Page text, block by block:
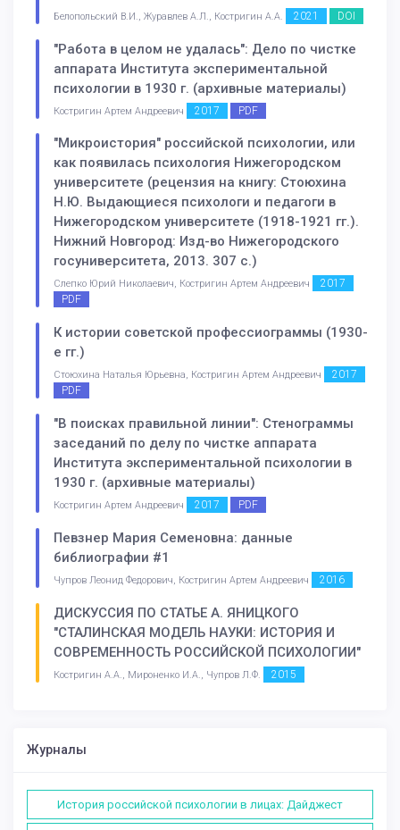
Белопольский В.И., Журавлев А.Л., Костригин А.А. 2021 DOI
"Работа в целом не удалась": Дело по чистке
аппарата Института экспериментальной
психологии в 1930 г. (архивные материалы)
Костригин Артем Андреевич 2017 PDF
"Микроистория" российской психологии, или
как появилась психология Нижегородском
университете (рецензия на книгу: Стоюхина
Н.Ю. Выдающиеся психологи и педагоги в
Нижегородском университете (1918-1921 гг.).
Нижний Новгород: Изд-во Нижегородского
госуниверситета, 2013. 307 с.)
Слепко Юрий Николаевич, Костригин Артем Андреевич
2017
PDF
К истории советской профессиограммы (1930-
е гг.)
Стоюхина Наталья Юрьевна, Костригин Артем Андреевич
2017
PDF
"В поисках правильной линии": Стенограммы
заседаний по делу по чистке аппарата
Института экспериментальной психологии в
1930 г. (архивные материалы)
Костригин Артем Андреевич 2017 PDF
Певзнер Мария Семеновна: данные
библиографии #1
Чупров Леонид Федорович, Костригин Артем Андреевич 2016
ДИСКУССИЯ ПО СТАТЬЕ А. ЯНИЦКОГО
"СТАЛИНСКАЯ МОДЕЛЬ НАУКИ: ИСТОРИЯ И
СОВРЕМЕННОСТЬ РОССИЙСКОЙ ПСИХОЛОГИИ"
Костригин А.А., Мироненко И.А., Чупров Л.Ф. 2015
Журналы
История российской психологии в лицах: Дайджест